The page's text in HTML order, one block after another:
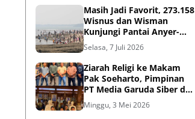
Masih Jadi Favorit, 273.158
Wisnus dan Wisman
Kunjungi Pantai Anyer-
Cinangka Selama Libur
Sekolah
Selasa, 7 Juli 2026
Ziarah Religi ke Makam
Pak Soeharto, Pimpinan
PT Media Garuda Siber dan
Redaksi Hormati Jasa Sang
Jendral Besar
Minggu, 3 Mei 2026